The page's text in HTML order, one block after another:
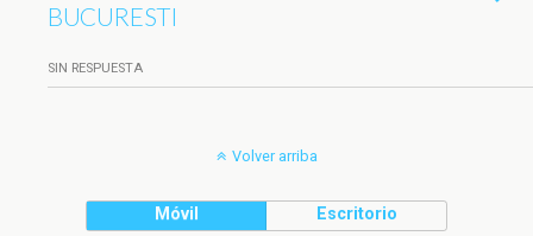
BUCURESTI
SIN RESPUESTA
Volver arriba
Móvil Escritorio